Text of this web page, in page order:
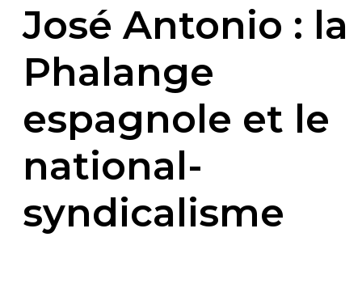
José Antonio : la
Phalange
espagnole et le
national-
syndicalisme